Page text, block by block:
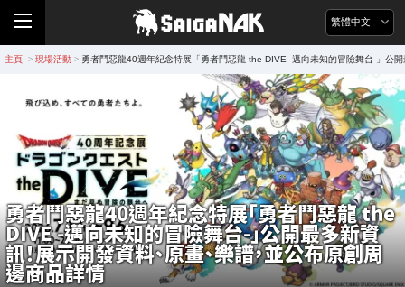
繁體中文
主頁 > 現場活動 > 勇者鬥惡龍40週年紀念特展「勇者鬥惡龍 the DIVE -邁向未知的冒險舞台-」公
勇者鬥惡龍40週年紀念特展「勇者鬥惡龍 the
DIVE -邁向未知的冒險舞台-」公開最多新資
訊！展示開發資料、原畫、樂譜，並公布原創周
邊商品詳情